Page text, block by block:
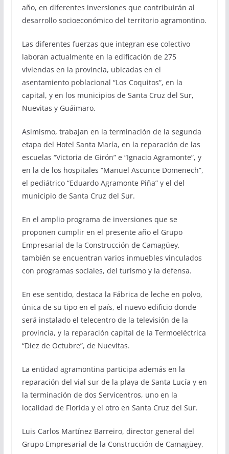
año, en diferentes inversiones que contribuirán al
desarrollo socioeconómico del territorio agramontino.
Las diferentes fuerzas que integran ese colectivo
laboran actualmente en la edificación de 275
viviendas en la provincia, ubicadas en el
asentamiento poblacional “Los Coquitos”, en la
capital, y en los municipios de Santa Cruz del Sur,
Nuevitas y Guáimaro.
Asimismo, trabajan en la terminación de la segunda
etapa del Hotel Santa María, en la reparación de las
escuelas “Victoria de Girón” e “Ignacio Agramonte”, y
en la de los hospitales “Manuel Ascunce Domenech”,
el pediátrico “Eduardo Agramonte Piña” y el del
municipio de Santa Cruz del Sur.
En el amplio programa de inversiones que se
proponen cumplir en el presente año el Grupo
Empresarial de la Construcción de Camagüey,
también se encuentran varios inmuebles vinculados
con programas sociales, del turismo y la defensa.
En ese sentido, destaca la Fábrica de leche en polvo,
única de su tipo en el país, el nuevo edificio donde
será instalado el telecentro de la televisión de la
provincia, y la reparación capital de la Termoeléctrica
“Diez de Octubre”, de Nuevitas.
La entidad agramontina participa además en la
reparación del vial sur de la playa de Santa Lucía y en
la terminación de dos Servicentros, uno en la
localidad de Florida y el otro en Santa Cruz del Sur.
Luis Carlos Martínez Barreiro, director general del
Grupo Empresarial de la Construcción de Camagüey,